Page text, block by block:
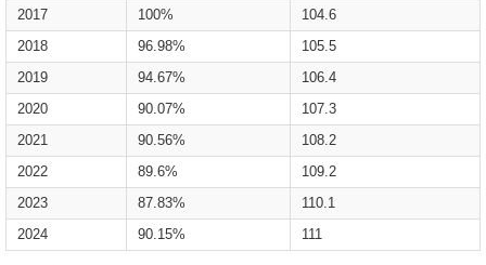
2017
100%
104.6
2018
96.98%
105.5
2019
94.67%
106.4
2020
90.07%
107.3
2021
90.56%
108.2
2022
89.6%
109.2
2023
87.83%
110.1
2024
90.15% 111